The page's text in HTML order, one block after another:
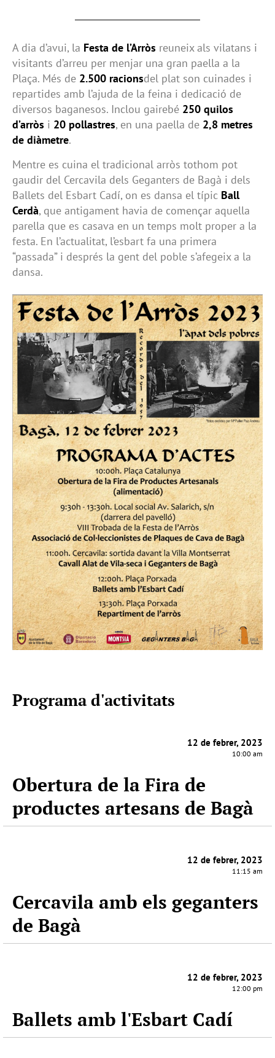
A dia d’avui, la Festa de l’Arròs reuneix als vilatans i
visitants d’arreu per menjar una gran paella a la
Plaça. Més de 2.500 racionsdel plat son cuinades i
repartides amb l’ajuda de la feina i dedicació de
diversos baganesos. Inclou gairebé 250 quilos
d’arròs i 20 pollastres, en una paella de 2,8 metres
de diàmetre.
Mentre es cuina el tradicional arròs tothom pot
gaudir del Cercavila dels Geganters de Bagà i dels
Ballets del Esbart Cadí, on es dansa el típic Ball
Cerdà, que antigament havia de començar aquella
parella que es casava en un temps molt proper a la
festa. En l’actualitat, l’esbart fa una primera
“passada” i després la gent del poble s’afegeix a la
dansa.
Programa d'activitats
12 de febrer, 2023
10:00 am
Obertura de la Fira de
productes artesans de Bagà
12 de febrer, 2023
11:15 am
Cercavila amb els geganters
de Bagà
12 de febrer, 2023
12:00 pm
Ballets amb l'Esbart Cadí